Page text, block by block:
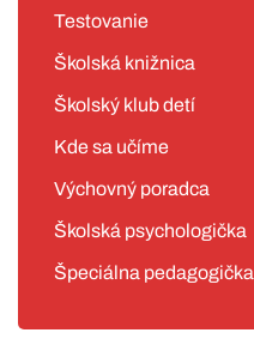
Testovanie
Školská knižnica
Školský klub detí
Kde sa učíme
Výchovný poradca
Školská psychologička
Špeciálna pedagogička